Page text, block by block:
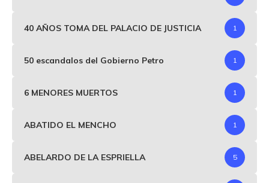
40 AÑOS TOMA DEL PALACIO DE JUSTICIA 1
50 escandalos del Gobierno Petro 1
6 MENORES MUERTOS 1
ABATIDO EL MENCHO 1
ABELARDO DE LA ESPRIELLA 5